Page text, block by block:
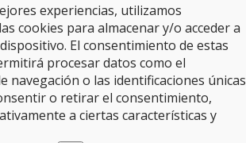
experiencias, utilizamos
cookies para almacenar y/o acceder a
El consentimiento de estas
procesar datos como el
navegación o las identificaciones únicas
o retirar el consentimiento,
a ciertas características y